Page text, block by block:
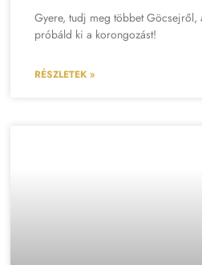
Gyere, tudj meg többet Göcsejről,
próbáld ki a korongozást!
RÉSZLETEK »